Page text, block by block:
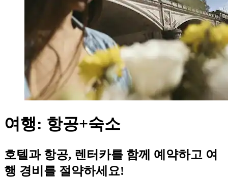
여행: 항공+숙소
호텔과 항공, 렌터카를 함께 예약하고 여
행 경비를 절약하세요!